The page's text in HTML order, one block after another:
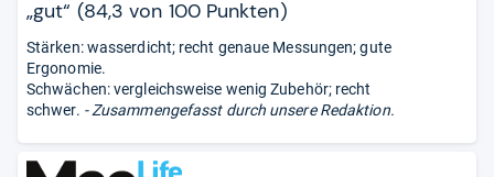
„gut“ (84,3 von 100 Punkten)
Stärken: wasserdicht; recht genaue Messungen; gute
Ergonomie.
Schwächen: vergleichsweise wenig Zubehör; recht
schwer. - Zusammengefasst durch unsere Redaktion.